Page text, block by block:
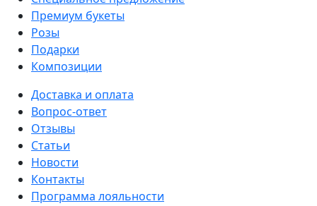
Премиум букеты
Розы
Подарки
Композиции
Доставка и оплата
Вопрос-ответ
Отзывы
Статьи
Новости
Контакты
Программа лояльности